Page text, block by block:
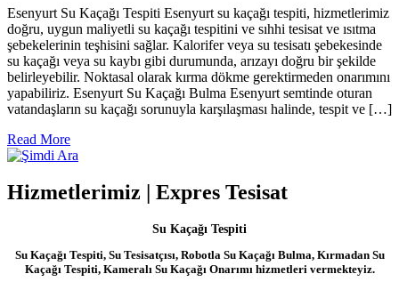
Esenyurt Su Kaçağı Tespiti Esenyurt su kaçağı tespiti, hizmetlerimiz
doğru, uygun maliyetli su kaçağı tespitini ve sıhhi tesisat ve ısıtma
şebekelerinin teşhisini sağlar. Kalorifer veya su tesisatı şebekesinde
su kaçağı veya su kaybı gibi durumunda, arızayı doğru bir şekilde
belirleyebilir. Noktasal olarak kırma dökme gerektirmeden onarımını
yapabiliriz. Esenyurt Su Kaçağı Bulma Esenyurt semtinde oturan
vatandaşların su kaçağı sorunuyla karşılaşması halinde, tespit ve […]
Read MoreRead
More
Hizmetlerimiz | Expres Tesisat
Su Kaçağı Tespiti
Su Kaçağı Tespiti, Su Tesisatçısı, Robotla Su Kaçağı Bulma, Kırmadan Su
Kaçağı Tespiti, Kameralı Su Kaçağı Onarımı hizmetleri vermekteyiz.